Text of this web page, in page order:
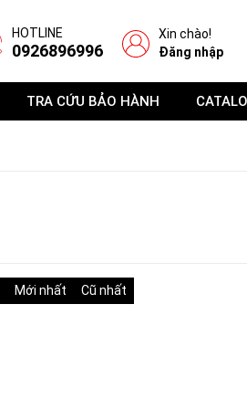
HOTLINE
0926896996
Xin chào!
Đăng nhập
TRA CỨU BẢO HÀNH
Mới nhất Cũ nhất